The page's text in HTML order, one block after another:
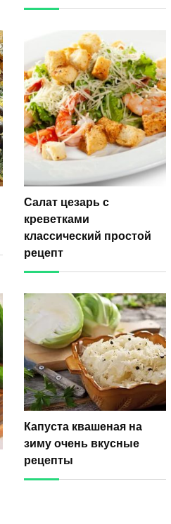
Салат цезарь с
креветками
классический простой
рецепт
Капуста квашеная на
зиму очень вкусные
рецепты